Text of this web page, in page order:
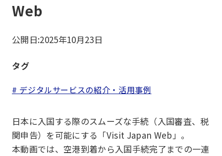
Web
公開日:2025年10月23日
タグ
# デジタルサービスの紹介・活用事例
日本に入国する際のスムーズな手続（入国審査、税
関申告）を可能にする「Visit Japan Web」。
本動画では、空港到着から入国手続完了までの一連